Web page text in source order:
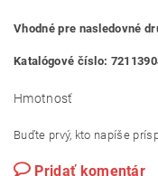
Vhodné pre nasledovné
Katalógové číslo:
Hmotnosť
Buďte prvý, kto napíše
Pridať komentár